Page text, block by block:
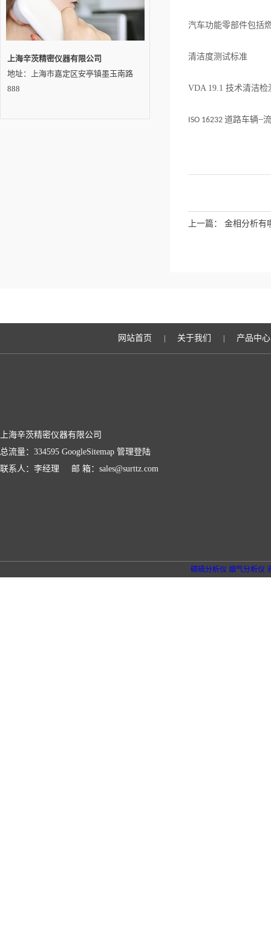
上海辛茨精密仪器有限公司
地址：上海市嘉定区安亭镇墨玉南路
888
汽车功能零部件包括
清洁度测试标准
VDA 19.1 技术清洁检
ISO 16232 道路车辆--
上一篇： 金相分析有
网站首页 关于我们 产品中心
上海辛茨精密仪器有限公司
总流量：334595 GoogleSitemap 管理登陆
联系人：李经理 邮 箱：sales@surttz.com
碳硫分析仪 烟气分析仪